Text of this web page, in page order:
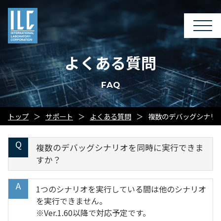
よくある質問
FAQ
トップ サポート よくある質問 複数のデバッグシナリ
複数のデバッグシナリオを同時に実行できま
すか？
1つのシナリオを実行している間は他のシナリオ
を実行できません。
※Ver.1.60以降で対応予定です。